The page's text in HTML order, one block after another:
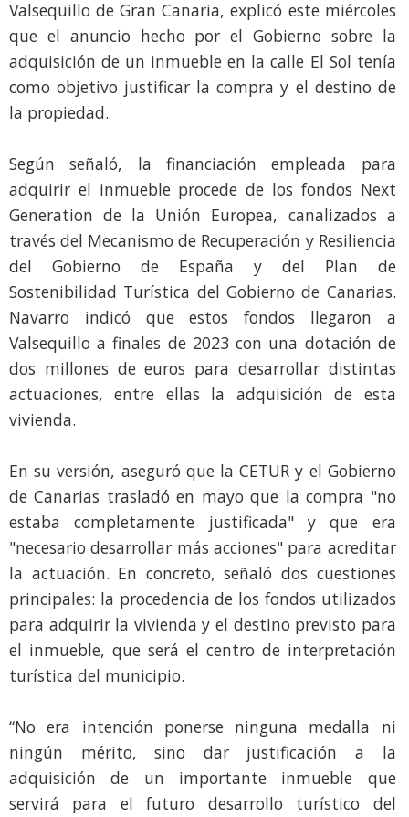
Valsequillo de Gran Canaria, explicó este miércoles
que el anuncio hecho por el Gobierno sobre la
adquisición de un inmueble en la calle El Sol tenía
como objetivo justificar la compra y el destino de
la propiedad.
Según señaló, la financiación empleada para
adquirir el inmueble procede de los fondos Next
Generation de la Unión Europea, canalizados a
través del Mecanismo de Recuperación y Resiliencia
del Gobierno de España y del Plan de
Sostenibilidad Turística del Gobierno de Canarias.
Navarro indicó que estos fondos llegaron a
Valsequillo a finales de 2023 con una dotación de
dos millones de euros para desarrollar distintas
actuaciones, entre ellas la adquisición de esta
vivienda.
En su versión, aseguró que la CETUR y el Gobierno
de Canarias trasladó en mayo que la compra "no
estaba completamente justificada" y que era
"necesario desarrollar más acciones" para acreditar
la actuación. En concreto, señaló dos cuestiones
principales: la procedencia de los fondos utilizados
para adquirir la vivienda y el destino previsto para
el inmueble, que será el centro de interpretación
turística del municipio.
“No era intención ponerse ninguna medalla ni
ningún mérito, sino dar justificación a la
adquisición de un importante inmueble que
servirá para el futuro desarrollo turístico del